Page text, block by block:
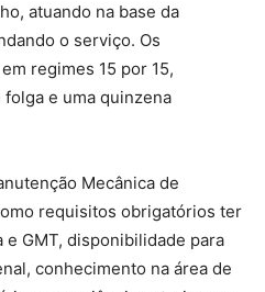
atuando na base da
o serviço. Os
regimes 15 por 15,
e uma quinzena
Mecânica de
requisitos obrigatórios ter
GMT, disponibilidade para
conhecimento na área de